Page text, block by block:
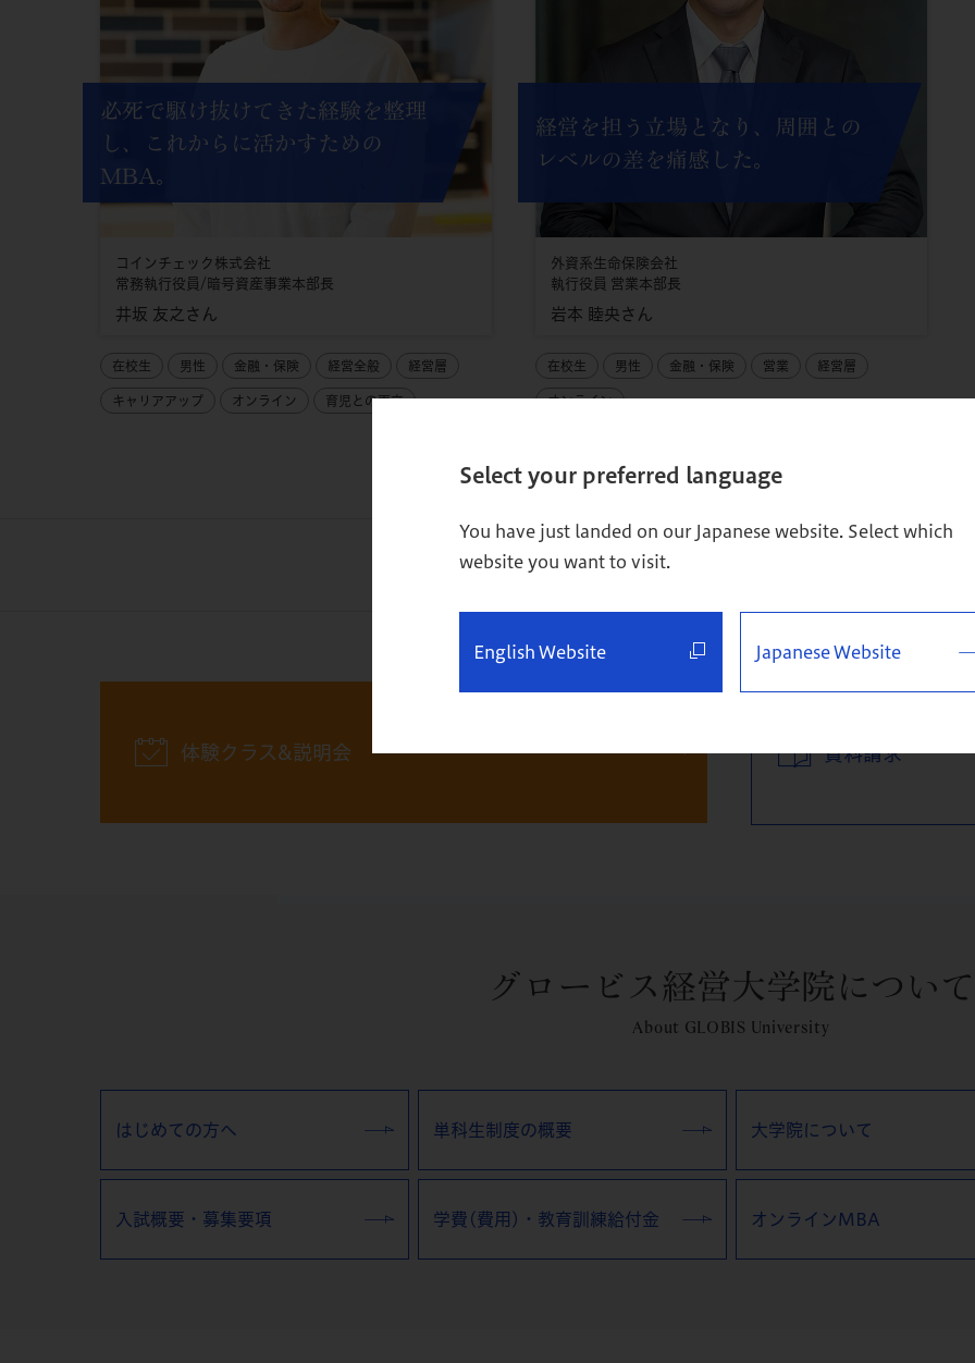
Select your preferred language
You have just landed on our Japanese website. Select which
website you want to visit.
English Website Japanese Website
必死で駆け抜けてきた経験を整理
し、これからに活かすための
MBA。
コインチェック株式会社
常務執行役員/暗号資産事業本部長
井坂 友之さん
在校生 男性 金融・保険 経営全般 経営層
キャリアアップ オンライン 育児との両立
経営を担う立場となり、周囲との
レベルの差を痛感した。
外資系生命保険会社
執行役員 営業本部長
岩本 睦央さん
在校生 男性 金融・保険 営業 経営層
オンライン
ページをシェアする
体験クラス&説明会 資料請求
グロービス経営大学院について
About GLOBIS University
はじめての方へ 単科生制度の概要 大学院について
入試概要・募集要項 学費(費用)・教育訓練給付金 オンラインMBA